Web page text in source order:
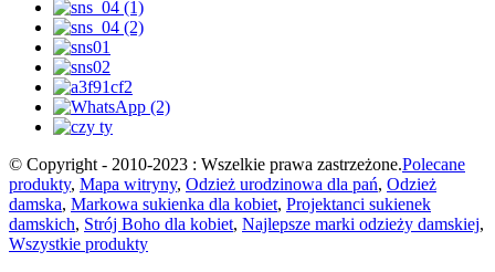
© Copyright - 2010-2023 : Wszelkie prawa zastrzeżone.Polecane
produkty, Mapa witryny, Odzież urodzinowa dla pań, Odzież
damska, Markowa sukienka dla kobiet, Projektanci sukienek
damskich, Strój Boho dla kobiet, Najlepsze marki odzieży damskiej,
Wszystkie produkty